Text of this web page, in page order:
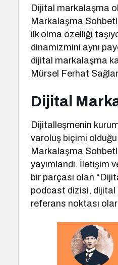
Dijital markalaşma
Markalaşma
ilk olma özelliği
dinamizmini aynı
dijital markalaşma
Mürsel Ferhat
Dijital
Dijitalleşmenin
varoluş biçimi
Markalaşma
yayımlandı. İletişim
bir parçası olan
podcast dizisi, dijital
referans noktası